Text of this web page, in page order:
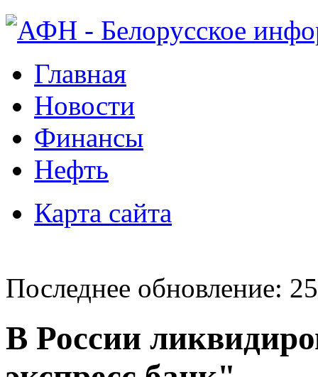
Главная
Новости
Финансы
Нефть
Карта сайта
Последнее обновление:
В России